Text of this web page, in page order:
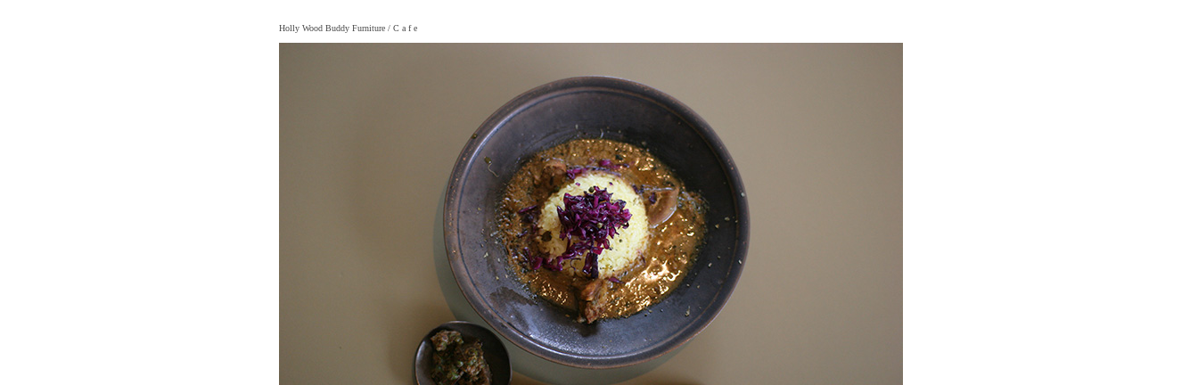
Holly Wood Buddy Furniture / C a f e